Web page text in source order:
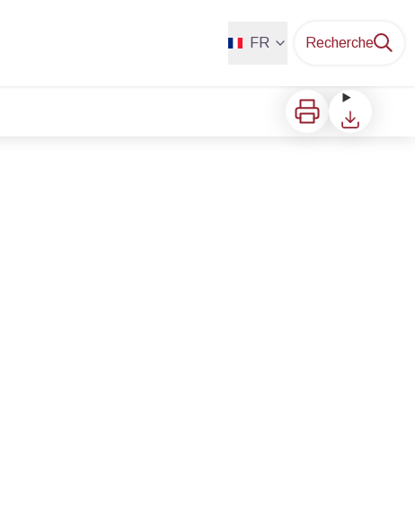
FR Recherche
ImprimerTélécharger